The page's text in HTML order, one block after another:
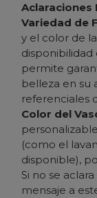
Variedad de
y el color de
disponibilidad
permite
belleza en su
referenciales
Color del
(como el
disponible),
Si no se
mensaje a